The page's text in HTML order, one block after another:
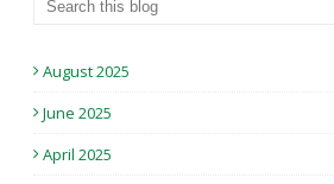
August 2025
June 2025
April 2025